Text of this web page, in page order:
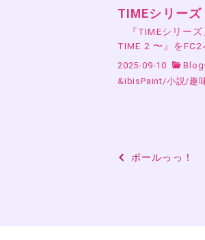
TIMEシリー
『TIMEシリーズ
TIME 2 〜』を
2025-09-10 Blog
&ibisPaint/小説/趣
投
ボールっっ！